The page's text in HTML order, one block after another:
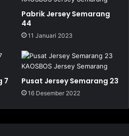
Pabrik Jersey Semarang
44
11 Januari 2023
7 Pusat Jersey Semarang 23
16 Desember 2022